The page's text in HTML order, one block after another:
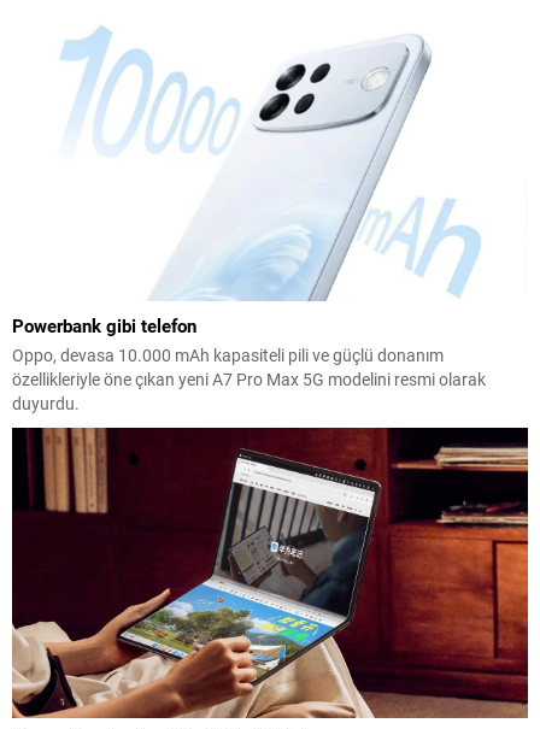
Powerbank gibi telefon
Oppo, devasa 10.000 mAh kapasiteli pili ve güçlü donanım
özellikleriyle öne çıkan yeni A7 Pro Max 5G modelini resmi olarak
duyurdu.